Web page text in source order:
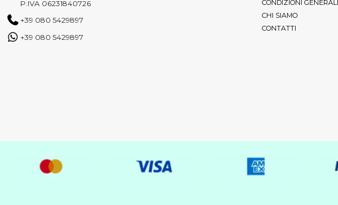
P.IVA 06231840726
+39 080 5429897
+39 080 5429897
CONDIZIONI GENERALI
CHI SIAMO
CONTATTI